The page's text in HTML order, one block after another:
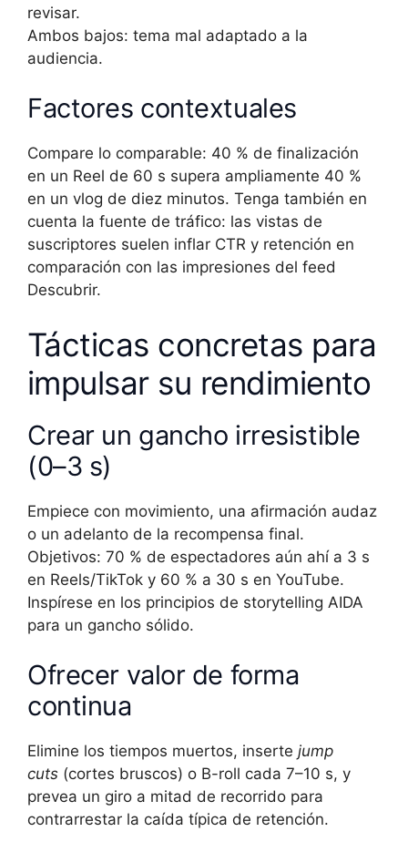
revisar.
Ambos bajos: tema mal adaptado a la
audiencia.
Factores contextuales
Compare lo comparable: 40 % de finalización
en un Reel de 60 s supera ampliamente 40 %
en un vlog de diez minutos. Tenga también en
cuenta la fuente de tráfico: las vistas de
suscriptores suelen inflar CTR y retención en
comparación con las impresiones del feed
Descubrir.
Tácticas concretas para
impulsar su rendimiento
Crear un gancho irresistible
(0–3 s)
Empiece con movimiento, una afirmación audaz
o un adelanto de la recompensa final.
Objetivos: 70 % de espectadores aún ahí a 3 s
en Reels/TikTok y 60 % a 30 s en YouTube.
Inspírese en los principios de storytelling AIDA
para un gancho sólido.
Ofrecer valor de forma
continua
Elimine los tiempos muertos, inserte jump
cuts (cortes bruscos) o B-roll cada 7–10 s, y
prevea un giro a mitad de recorrido para
contrarrestar la caída típica de retención.